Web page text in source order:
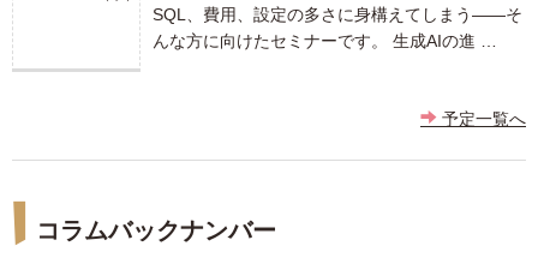
SQL、費用、設定の多さに身構えてしまう――そ
んな方に向けたセミナーです。 生成AIの進 …
予定一覧へ
コラムバックナンバー